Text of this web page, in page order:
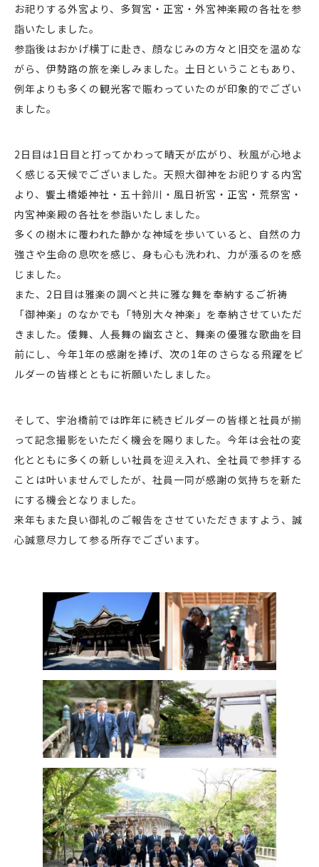
お祀りする外宮より、多賀宮・正宮・外宮神楽殿の各社を参
詣いたしました。
参詣後はおかげ横丁に赴き、顔なじみの方々と旧交を温めな
がら、伊勢路の旅を楽しみました。土日ということもあり、
例年よりも多くの観光客で賑わっていたのが印象的でござい
ました。
2日目は1日目と打ってかわって晴天が広がり、秋風が心地よ
く感じる天候でございました。天照大御神をお祀りする内宮
より、饗土橋姫神社・五十鈴川・風日祈宮・正宮・荒祭宮・
内宮神楽殿の各社を参詣いたしました。
多くの樹木に覆われた静かな神域を歩いていると、自然の力
強さや生命の息吹を感じ、身も心も洗われ、力が漲るのを感
じました。
また、2日目は雅楽の調べと共に雅な舞を奉納するご祈祷
「御神楽」のなかでも「特別大々神楽」を奉納させていただ
きました。倭舞、人長舞の幽玄さと、舞楽の優雅な歌曲を目
前にし、今年1年の感謝を捧げ、次の1年のさらなる飛躍をビ
ルダーの皆様とともに祈願いたしました。
そして、宇治橋前では昨年に続きビルダーの皆様と社員が揃
って記念撮影をいただく機会を賜りました。今年は会社の変
化とともに多くの新しい社員を迎え入れ、全社員で参拝する
ことは叶いませんでしたが、社員一同が感謝の気持ちを新た
にする機会となりました。
来年もまた良い御礼のご報告をさせていただきますよう、誠
心誠意尽力して参る所存でございます。